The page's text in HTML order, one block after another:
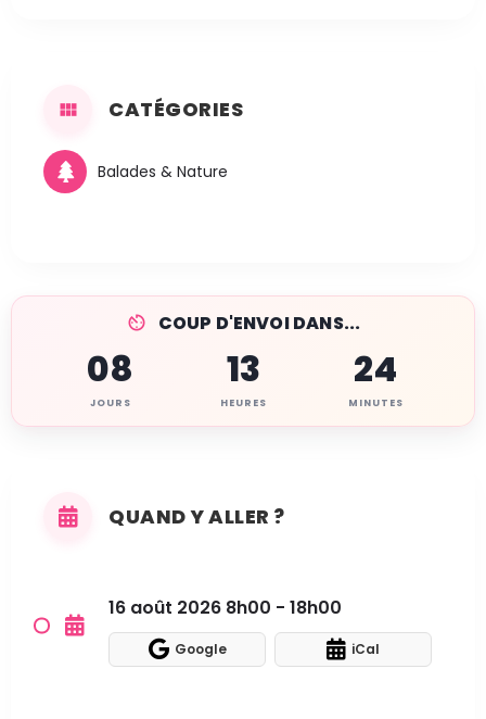
CATÉGORIES
Balades & Nature
COUP D'ENVOI DANS...
08
JOURS
13
HEURES
24
MINUTES
QUAND Y ALLER ?
16 août 2026 8h00 - 18h00
Google iCal